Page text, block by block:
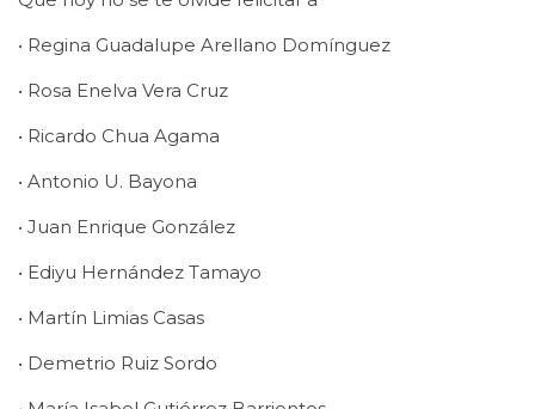
• Regina Guadalupe Arellano Domínguez
• Rosa Enelva Vera Cruz
• Ricardo Chua Agama
• Antonio U. Bayona
• Juan Enrique González
• Ediyu Hernández Tamayo
• Martín Limias Casas
• Demetrio Ruiz Sordo